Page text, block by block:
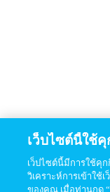
เว็บไซต์นี้ใช้
เว็ปไซต์นี้มีการใช้คุ
วิเคราะห์การเข้าใช้
ของคุณ เมื่อท่านกด